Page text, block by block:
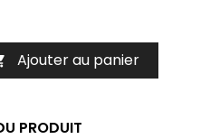
Ajouter au panier
PRODUIT